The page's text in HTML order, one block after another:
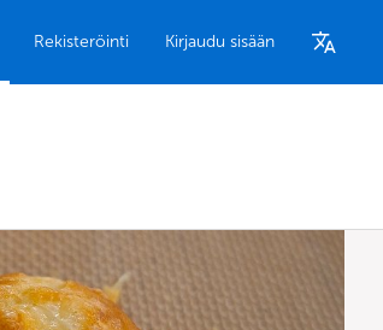
Rekisteröinti Kirjaudu sisään